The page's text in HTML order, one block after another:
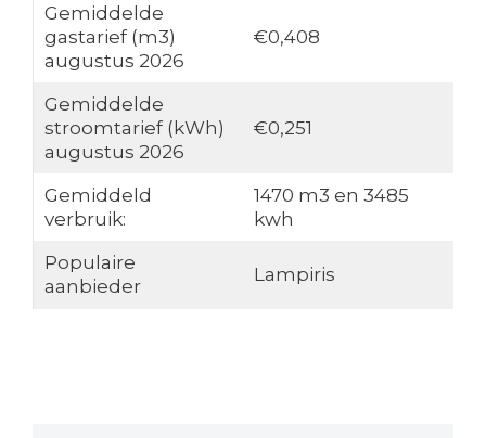
Gemiddelde
gastarief (m3)
augustus 2026
€0,408
Gemiddelde
stroomtarief (kWh)
augustus 2026
€0,251
Gemiddeld
verbruik:
1470 m3 en 3485
kwh
Populaire
aanbieder
Lampiris